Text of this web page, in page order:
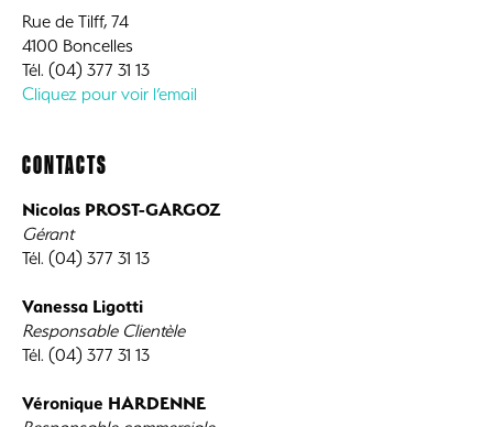
Rue de Tilff, 74
4100 Boncelles
Tél. (04) 377 31 13
Cliquez pour voir l’email
CONTACTS
Nicolas PROST-GARGOZ
Gérant
Tél. (04) 377 31 13
Vanessa Ligotti
Responsable Clientèle
Tél. (04) 377 31 13
Véronique HARDENNE